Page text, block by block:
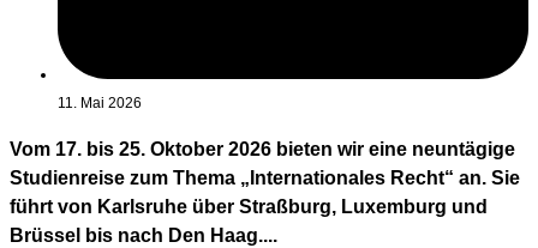
11. Mai 2026
Vom 17. bis 25. Oktober 2026 bieten wir eine neuntägige
Studienreise zum Thema „Internationales Recht“ an. Sie
führt von Karlsruhe über Straßburg, Luxemburg und
Brüssel bis nach Den Haag....